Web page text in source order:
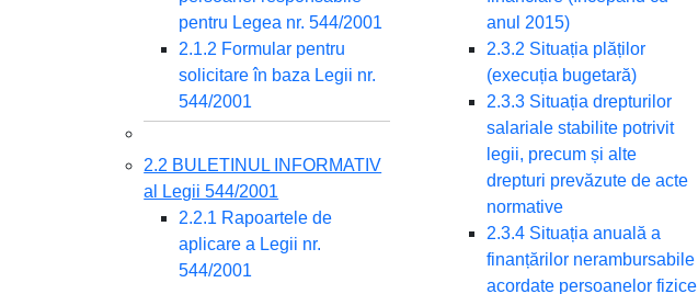
pentru Legea nr. 544/2001
2.1.2 Formular pentru
solicitare în baza Legii nr.
544/2001
2.2 BULETINUL INFORMATIV
al Legii 544/2001
2.2.1 Rapoartele de
aplicare a Legii nr.
544/2001
anul 2015)
2.3.2 Situația plăților
(execuția bugetară)
2.3.3 Situația drepturilor
salariale stabilite potrivit
legii, precum și alte
drepturi prevăzute de acte
normative
2.3.4 Situația anuală a
finanțărilor nerambursabile
acordate persoanelor fizice